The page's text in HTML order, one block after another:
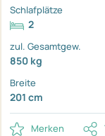
Schlafplätze
2
zul. Gesamtgew.
850 kg
Breite
201 cm
Merken